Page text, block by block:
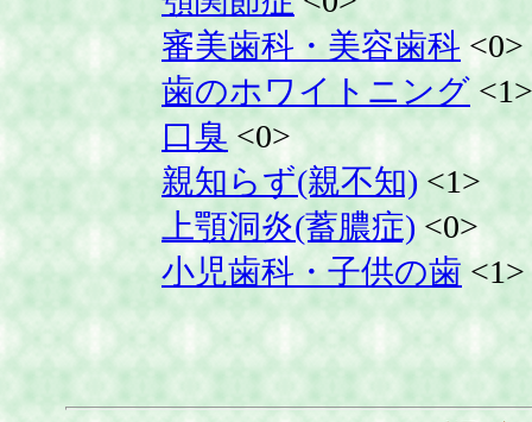
審美歯科・美容歯科<0>
歯のホワイトニング <1>
口臭 <0>
親知らず(親不知) <1>
上顎洞炎(蓄膿症) <0>
小児歯科・子供の歯 <1>